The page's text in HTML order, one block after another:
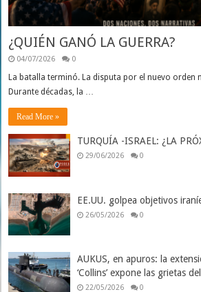
¿QUIÉN GANÓ LA GUERRA?
04/07/2026 0
La batalla terminó. La disputa por el nuevo orden
Durante décadas, la …
Read More »
TURQUÍA -ISRAEL: ¿LA
29/06/2026 0
EE.UU. golpea objetivos
26/05/2026 0
AUKUS, en apuros: la
‘Collins’ expone las grietas
22/05/2026 0